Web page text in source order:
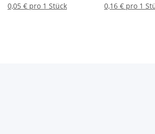
0,05 € pro 1 Stück
0,16 € pro 1